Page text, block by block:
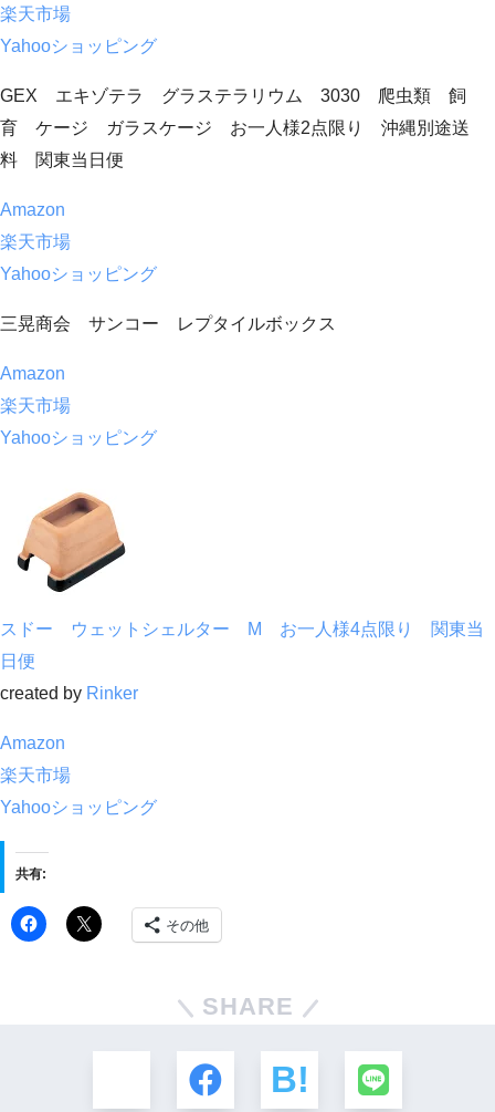
楽天市場
Yahooショッピング
GEX エキゾテラ グラステラリウム 3030 爬虫類 飼
育 ケージ ガラスケージ お一人様2点限り 沖縄別途送
料 関東当日便
Amazon
楽天市場
Yahooショッピング
三晃商会 サンコー レプタイルボックス
Amazon
楽天市場
Yahooショッピング
スドー ウェットシェルター M お一人様4点限り 関東当
日便
created by Rinker
Amazon
楽天市場
Yahooショッピング
共有:
その他
SHARE